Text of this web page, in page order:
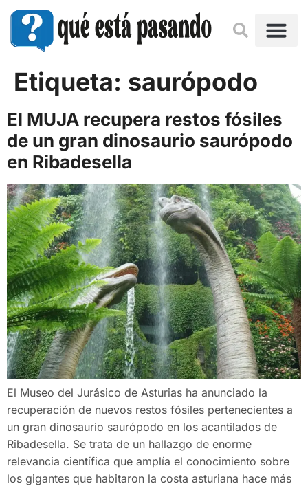
Etiqueta: saurópodo
El MUJA recupera restos fósiles
de un gran dinosaurio saurópodo
en Ribadesella
El Museo del Jurásico de Asturias ha anunciado la
recuperación de nuevos restos fósiles pertenecientes a
un gran dinosaurio saurópodo en los acantilados de
Ribadesella. Se trata de un hallazgo de enorme
relevancia científica que amplía el conocimiento sobre
los gigantes que habitaron la costa asturiana hace más